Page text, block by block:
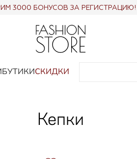
3000 БОНУСОВ ЗА РЕГИСТРАЦИЮ!
БУТИКИСКИДКИ
Кепки